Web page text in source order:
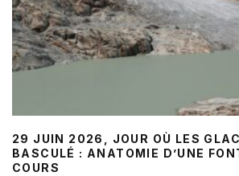
29 JUIN 2026, JOUR OÙ LES
BASCULÉ : ANATOMIE D’UNE
COURS